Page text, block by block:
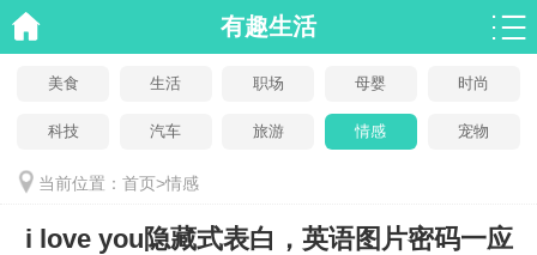
有趣生活
美食 生活 职场 母婴 时尚
科技 汽车 旅游 情感 宠物
当前位置： 首页>情感
i love you隐藏式表白，英语图片密码一应